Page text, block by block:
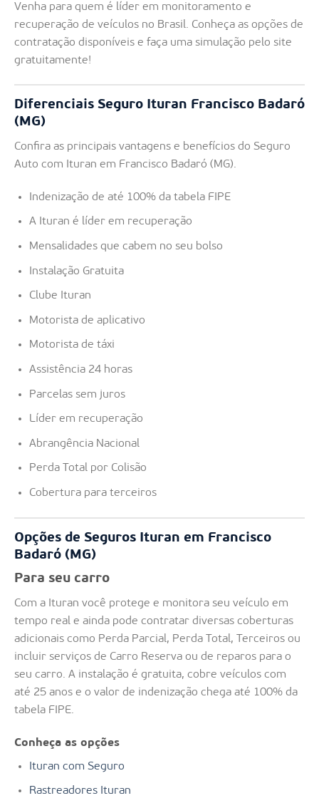
Venha para quem é líder em monitoramento e
recuperação de veículos no Brasil. Conheça as opções de
contratação disponíveis e faça uma simulação pelo site
gratuitamente!
Diferenciais Seguro Ituran Francisco Badaró
(MG)
Confira as principais vantagens e benefícios do Seguro
Auto com Ituran em Francisco Badaró (MG).
Indenização de até 100% da tabela FIPE
A Ituran é líder em recuperação
Mensalidades que cabem no seu bolso
Instalação Gratuita
Clube Ituran
Motorista de aplicativo
Motorista de táxi
Assistência 24 horas
Parcelas sem juros
Líder em recuperação
Abrangência Nacional
Perda Total por Colisão
Cobertura para terceiros
Opções de Seguros Ituran em Francisco
Badaró (MG)
Para seu carro
Com a Ituran você protege e monitora seu veículo em
tempo real e ainda pode contratar diversas coberturas
adicionais como Perda Parcial, Perda Total, Terceiros ou
incluir serviços de Carro Reserva ou de reparos para o
seu carro. A instalação é gratuita, cobre veículos com
até 25 anos e o valor de indenização chega até 100% da
tabela FIPE.
Conheça as opções
Ituran com Seguro
Rastreadores Ituran